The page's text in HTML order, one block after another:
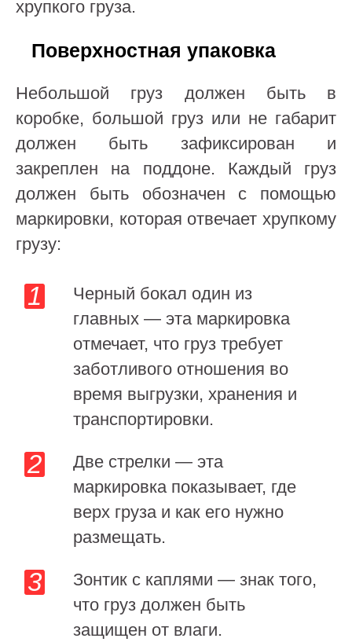
хрупкого груза.
Поверхностная упаковка
Небольшой груз должен быть в
коробке, большой груз или не габарит
должен быть зафиксирован и
закреплен на поддоне. Каждый груз
должен быть обозначен с помощью
маркировки, которая отвечает хрупкому
грузу:
Черный бокал один из
главных — эта маркировка
отмечает, что груз требует
заботливого отношения во
время выгрузки, хранения и
транспортировки.
Две стрелки — эта
маркировка показывает, где
верх груза и как его нужно
размещать.
Зонтик с каплями — знак того,
что груз должен быть
защищен от влаги.